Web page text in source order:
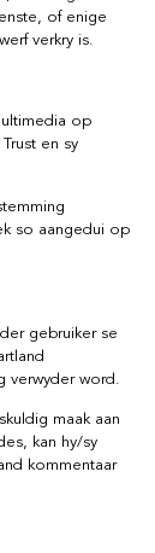
of enige
verkry is.
op
en sy
so aangedui op
gebruiker se
verwyder word.
maak aan
kan hy/sy
kommentaar